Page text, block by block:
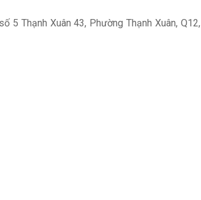
5 Thạnh Xuân 43, Phường Thạnh Xuân, Q12,